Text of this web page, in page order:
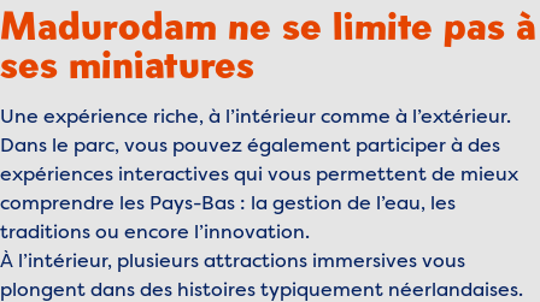
Madurodam ne se limite pas à
ses miniatures
Une expérience riche, à l’intérieur comme à l’extérieur.
Dans le parc, vous pouvez également participer à des
expériences interactives qui vous permettent de mieux
comprendre les Pays-Bas : la gestion de l’eau, les
traditions ou encore l’innovation.
À l’intérieur, plusieurs attractions immersives vous
plongent dans des histoires typiquement néerlandaises.